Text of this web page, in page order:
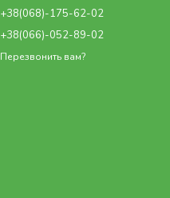
+38(068)-175-62-02
+38(066)-052-89-02
Перезвонить вам?